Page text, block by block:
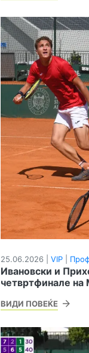
25.06.2026 |VIP
Ивановски и
четвртфинале на
ВИДИ ПОВЕЌЕ